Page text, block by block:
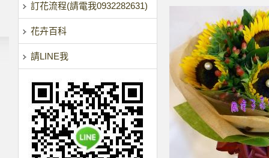
訂花流程(請電我0932282631)
花卉百科
請LINE我